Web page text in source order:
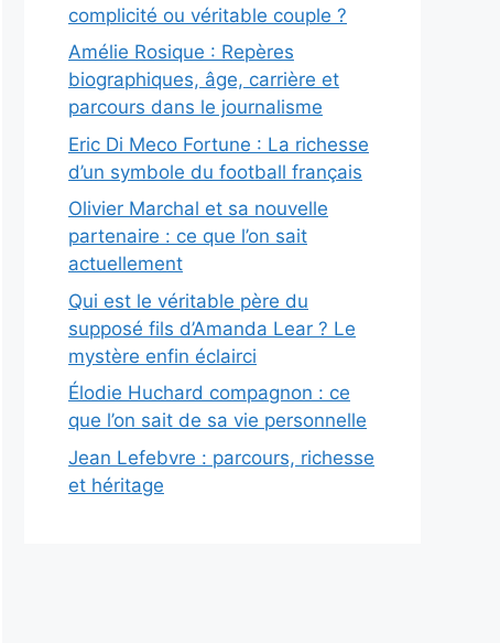
complicité ou véritable couple ?
Amélie Rosique : Repères
biographiques, âge, carrière et
parcours dans le journalisme
Eric Di Meco Fortune : La richesse
d’un symbole du football français
Olivier Marchal et sa nouvelle
partenaire : ce que l’on sait
actuellement
Qui est le véritable père du
supposé fils d’Amanda Lear ? Le
mystère enfin éclairci
Élodie Huchard compagnon : ce
que l’on sait de sa vie personnelle
Jean Lefebvre : parcours, richesse
et héritage